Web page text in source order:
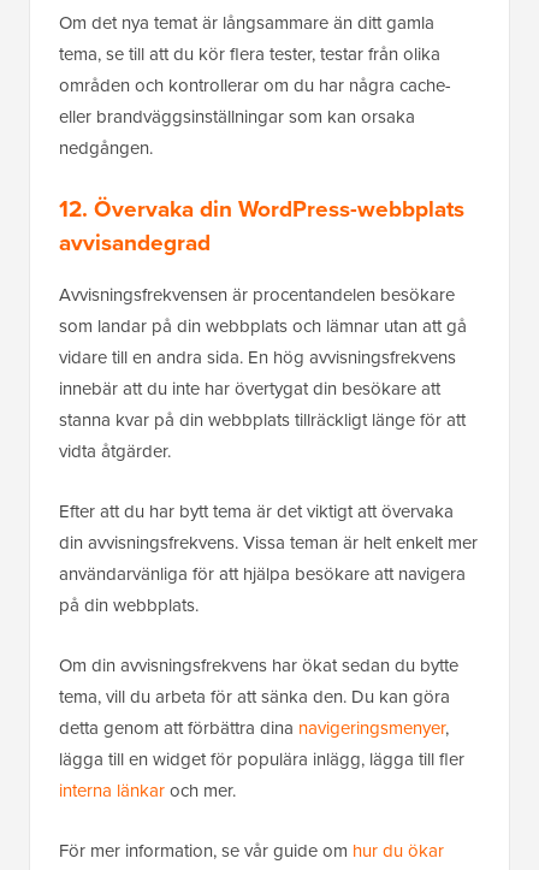
Om det nya temat är långsammare än ditt gamla
tema, se till att du kör flera tester, testar från olika
områden och kontrollerar om du har några cache-
eller brandväggsinställningar som kan orsaka
nedgången.
12. Övervaka din WordPress-webbplats
avvisandegrad
Avvisningsfrekvensen är procentandelen besökare
som landar på din webbplats och lämnar utan att gå
vidare till en andra sida. En hög avvisningsfrekvens
innebär att du inte har övertygat din besökare att
stanna kvar på din webbplats tillräckligt länge för att
vidta åtgärder.
Efter att du har bytt tema är det viktigt att övervaka
din avvisningsfrekvens. Vissa teman är helt enkelt mer
användarvänliga för att hjälpa besökare att navigera
på din webbplats.
Om din avvisningsfrekvens har ökat sedan du bytte
tema, vill du arbeta för att sänka den. Du kan göra
detta genom att förbättra dina navigeringsmenyer,
lägga till en widget för populära inlägg, lägga till fler
interna länkaroch mer.
För mer information, se vår guide om hur du ökar